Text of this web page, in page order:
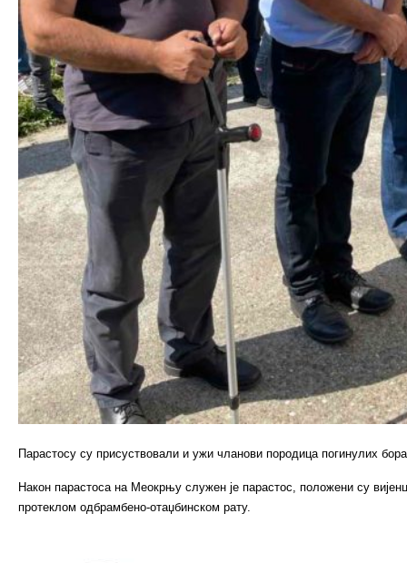
Парастосу су присуствовали и ужи чланови породица погинулих
Након парастоса на Меокрњу служен је парастос, положени су
протеклом одбрамбено-отаџбинском рату.